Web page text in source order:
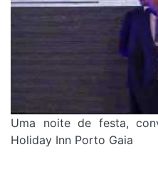
Uma noite de festa,
Holiday Inn Porto Gaia